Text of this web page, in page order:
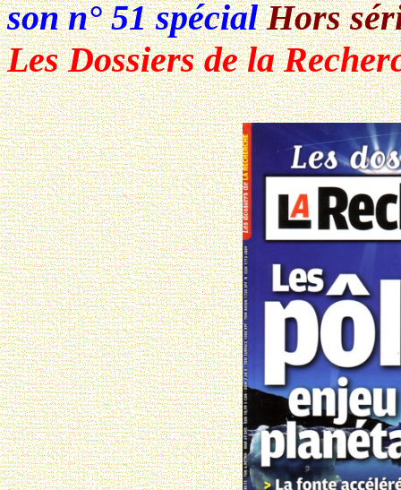
son n° 51 spécialHors
Les Dossiers de la